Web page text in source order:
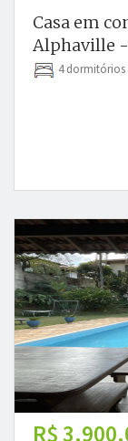
Casa em
Alphaville -
4 dormitórios
R$